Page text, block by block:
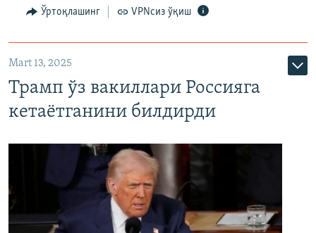
Ўртоқлашинг VPNсиз ўқиш
Mart 13, 2025
Трамп ўз вакиллари Россияга
кетаётганини билдирди